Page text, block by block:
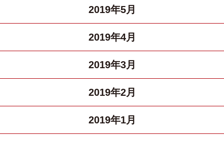
2019年5月
2019年4月
2019年3月
2019年2月
2019年1月